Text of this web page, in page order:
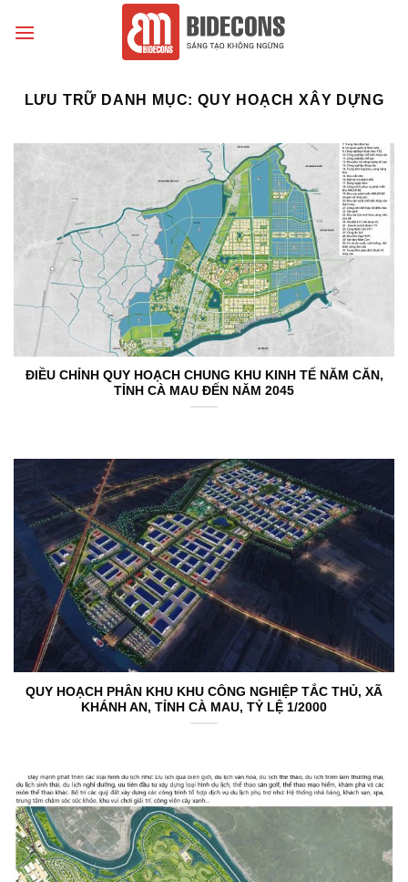
đến
LƯU TRỮ DANH MỤC: QUY HOẠCH XÂY DỰNG
ĐIỀU CHỈNH QUY HOẠCH CHUNG KHU KINH TẾ NĂM CĂN,
TỈNH CÀ MAU ĐẾN NĂM 2045
QUY HOẠCH PHÂN KHU KHU CÔNG NGHIỆP TẮC THỦ, XÃ
KHÁNH AN, TỈNH CÀ MAU, TỶ LỆ 1/2000